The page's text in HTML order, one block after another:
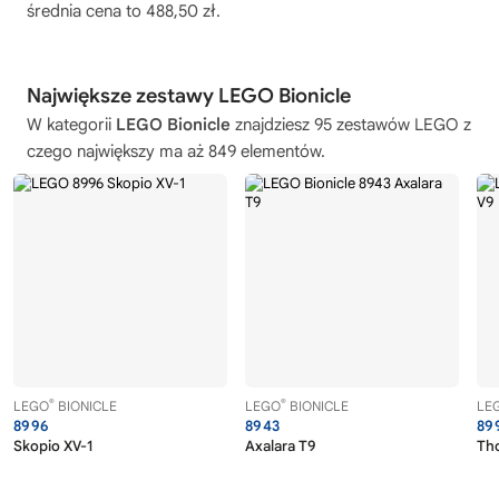
średnia cena to 488,50 zł.
Największe zestawy LEGO Bionicle
W kategorii LEGO Bionicle znajdziesz 95 zestawów LEGO z
czego największy ma aż 849 elementów.
LEGO® BIONICLE
8996
Skopio XV-1
LEGO® BIONICLE
8943
Axalara T9